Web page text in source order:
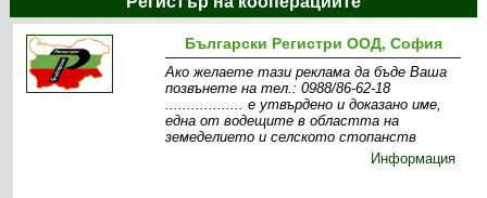
Български Регистри ООД, София
Ако желаете тази реклама да бъде Ваша
позвънете на тел.: 0988/86-62-18
.................. e утвърдено и доказано име,
една от водещите в областта на
земеделието и селското стопанств
Информация